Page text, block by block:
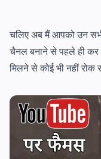
चलिए अब मैं आपको उन
चैनल बनाने से पहले ही
मिलने से कोई भी नहीं रोक